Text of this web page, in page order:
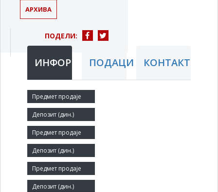
АРХИВА
ПОДЕЛИ:
ИНФОРМАЦИЈЕПОДАЦИ КОНТАКТ
Краћи назив:
ТИЗ
Правни статус:
ДП
Делатност:
Производња тканина